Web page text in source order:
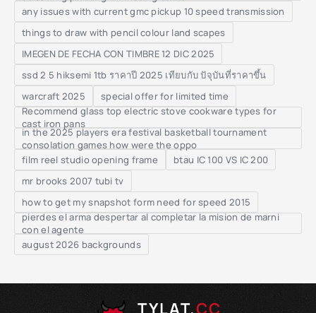
any issues with current gmc pickup 10 speed transmission
things to draw with pencil colour land scapes
IMEGEN DE FECHA CON TIMBRE 12 DIC 2025
ssd 2 5 hiksemi 1tb ราคาปี 2025 เทียบกับ ปัจุบันที่ราคาขึ้น
warcraft 2025
special offer for limited time
Recommend glass top electric stove cookware types for
cast iron pans
in the 2025 players era festival basketball tournament
consolation games how were the oppo
film reel studio opening frame
btau IC 100 VS IC 200
mr brooks 2007 tubi tv
how to get my snapshot form need for speed 2015
pierdes el arma despertar al completar la mision de marni
con el agente
august 2026 backgrounds
TYLAT.CC